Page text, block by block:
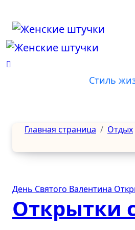
содержанию
Стиль
Главная страница Отдых
День Святого Валентина
Открытки